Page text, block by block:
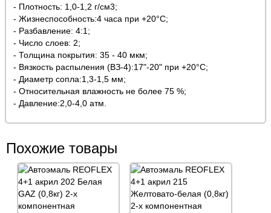
- Плотность: 1,0-1,2 г/см3;
- Жизнеспособность:4 часа при +20°С;
- Разбавление: 4:1;
- Число слоев: 2;
- Толщина покрытия: 35 - 40 мкм;
- Вязкость распыления (ВЗ-4):17"-20" при +20°С;
- Диаметр сопла:1,3-1,5 мм;
- Относительная влажность не более 75 %;
- Давление:2,0-4,0 атм.
Похожие товары